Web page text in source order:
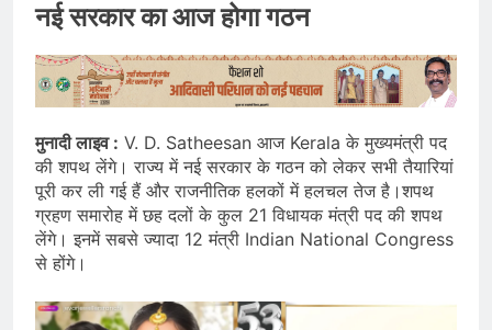
नई सरकार का आज होगा गठन
मुनादी लाइव : V. D. Satheesan आज Kerala के मुख्यमंत्री पद
की शपथ लेंगे। राज्य में नई सरकार के गठन को लेकर सभी तैयारियां
पूरी कर ली गई हैं और राजनीतिक हलकों में हलचल तेज है।शपथ
ग्रहण समारोह में छह दलों के कुल 21 विधायक मंत्री पद की शपथ
लेंगे। इनमें सबसे ज्यादा 12 मंत्री Indian National Congress
से होंगे।